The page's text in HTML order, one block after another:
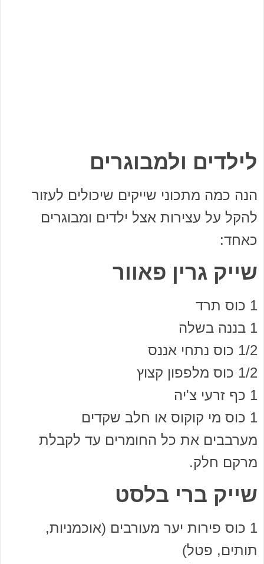
לילדים ולמבוגרים
הנה כמה מתכוני שייקים שיכולים לעזור
להקל על עצירות אצל ילדים ומבוגרים
כאחד:
שייק גרין פאוור
1 כוס תרד
1 בננה בשלה
1/2 כוס נתחי אננס
1/2 כוס מלפפון קצוץ
1 כף זרעי צ'יה
1 כוס מי קוקוס או חלב שקדים
מערבבים את כל החומרים עד לקבלת
מרקם חלק.
שייק ברי בלסט
1 כוס פירות יער מעורבים (אוכמניות,
תותים, פטל)